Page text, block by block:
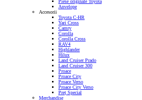
Piese originale Toyota
Anvelope
Accesorii
Toyota C-HR
Yari Cross
Camry
Corolla
Corolla Cross
RAV4
Highlander
Hilux
Land Cruiser Prado
Land Cruiser 300
Proace
Proace City
Proace Verso
Proace City Verso
Preț Special
Merchandise